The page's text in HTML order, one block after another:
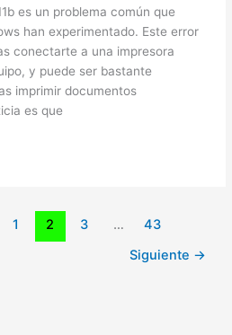
es un problema común que
han experimentado. Este error
conectarte a una impresora
y puede ser bastante
imprimir documentos
es que
1 2 3 …
43
Siguiente →